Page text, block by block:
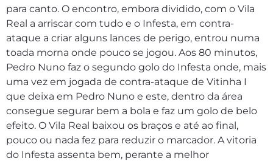
para canto. O encontro, embora dividido, com o Vila
Real a arriscar com tudo e o Infesta, em contra-
ataque a criar alguns lances de perigo, entrou numa
toada morna onde pouco se jogou. Aos 80 minutos,
Pedro Nuno faz o segundo golo do Infesta onde, mais
uma vez em jogada de contra-ataque de Vitinha I
que deixa em Pedro Nuno e este, dentro da área
consegue segurar bem a bola e faz um golo de belo
efeito. O Vila Real baixou os braços e até ao final,
pouco ou nada fez para reduzir o marcador. A vitoria
do Infesta assenta bem, perante a melhor